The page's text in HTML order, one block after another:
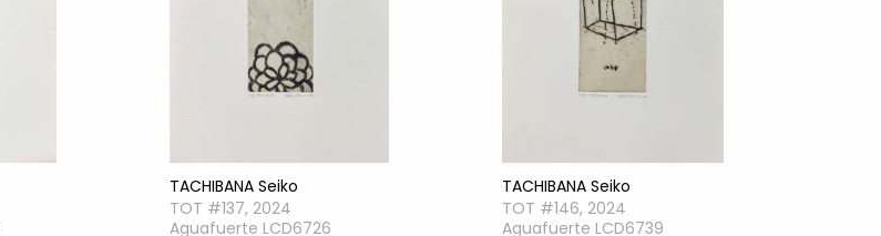
TACHIBANA Seiko
TOT #137, 2024
Aguafuerte LCD6726
TACHIBANA Seiko
TOT #146, 2024
Aguafuerte LCD6739